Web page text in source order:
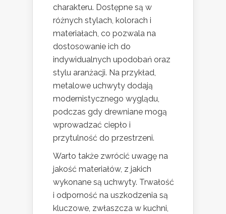
charakteru. Dostępne są w
różnych stylach, kolorach i
materiałach, co pozwala na
dostosowanie ich do
indywidualnych upodobań oraz
stylu aranżacji. Na przykład,
metalowe uchwyty dodają
modernistycznego wyglądu,
podczas gdy drewniane mogą
wprowadzać ciepło i
przytulność do przestrzeni.
Warto także zwrócić uwagę na
jakość materiałów, z jakich
wykonane są uchwyty. Trwałość
i odporność na uszkodzenia są
kluczowe, zwłaszcza w kuchni,